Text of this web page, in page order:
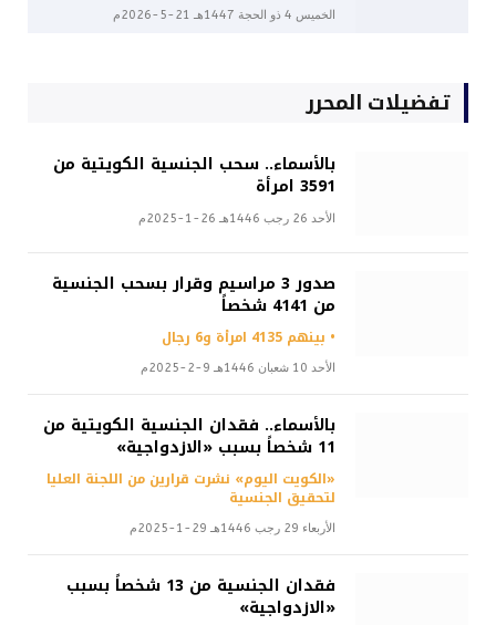
الخميس 4 ذو الحجة 1447هـ 21-5-2026م
تفضيلات المحرر
بالأسماء.. سحب الجنسية الكويتية من
3591 امرأة
الأحد 26 رجب 1446هـ 26-1-2025م
صدور 3 مراسيم وقرار بسحب الجنسية
من 4141 شخصاً
• بينهم 4135 امرأة و6 رجال
الأحد 10 شعبان 1446هـ 9-2-2025م
بالأسماء.. فقدان الجنسية الكويتية من
11 شخصاً بسبب «الازدواجية»
«الكويت اليوم» نشرت قرارين من اللجنة العليا
لتحقيق الجنسية
الأربعاء 29 رجب 1446هـ 29-1-2025م
فقدان الجنسية من 13 شخصاً بسبب
«الازدواجية»